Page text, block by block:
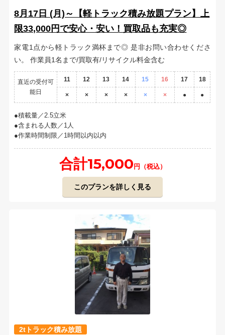
8月17日 (月)～【軽トラック積み放題プラン】上
限33,000円で安心・安い！買取品も充実◎
家電1点から軽トラック満杯まで◎ 是非お問い合わせくださ
い。 作業員1名まで/買取有/リサイクル料金含む
直近の受付可
能日
11 12 13 14 15 16 17 18
× × × × × × ● ●
積載量／2.5立米
含まれる人数／1人
作業時間制限／1時間以内以内
合計15,000円（税込）
このプランを詳しく見る
2tトラック積み放題